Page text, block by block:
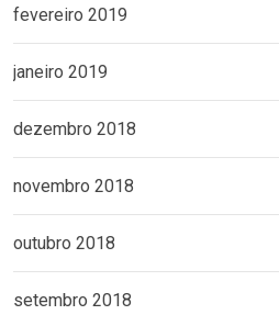
fevereiro 2019
janeiro 2019
dezembro 2018
novembro 2018
outubro 2018
setembro 2018